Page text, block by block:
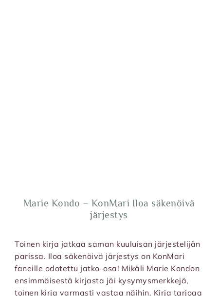
Marie Kondo – KonMari Iloa säkenöivä
järjestys
Toinen kirja jatkaa saman kuuluisan järjestelijän
parissa. Iloa säkenöivä järjestys on KonMari
faneille odotettu jatko-osa! Mikäli Marie Kondon
ensimmäisestä kirjasta jäi kysymysmerkkejä,
toinen kirja varmasti vastaa näihin. Kirja tarjoaa